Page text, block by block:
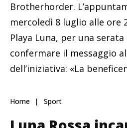
Brotherhorder.
mercoledì 8 luglio alle ore
Playa Luna, per una
confermare il messaggio
dell’iniziativa: «La
Home Sport